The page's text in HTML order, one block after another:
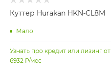
Куттер Hurakan HKN-CL8M
Мало
Узнать про кредит или лизинг от
6932Р/мес